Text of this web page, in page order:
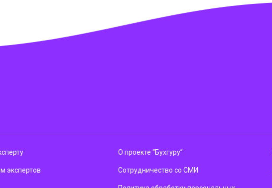
экспертов
О проекте “Бухгуру”
Сотрудничество со СМИ